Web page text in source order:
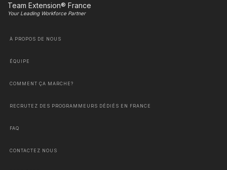
Team Extension® France
Your Leading Workforce Partner
À PROPOS DE NOUS
ÉQUIPE
COMMENT ÇA MARCHE?
RECRUTEZ DES PROGRAMMEURS DÉDIÉS EN FRANCE
FAQ
CONTACTEZ NOUS